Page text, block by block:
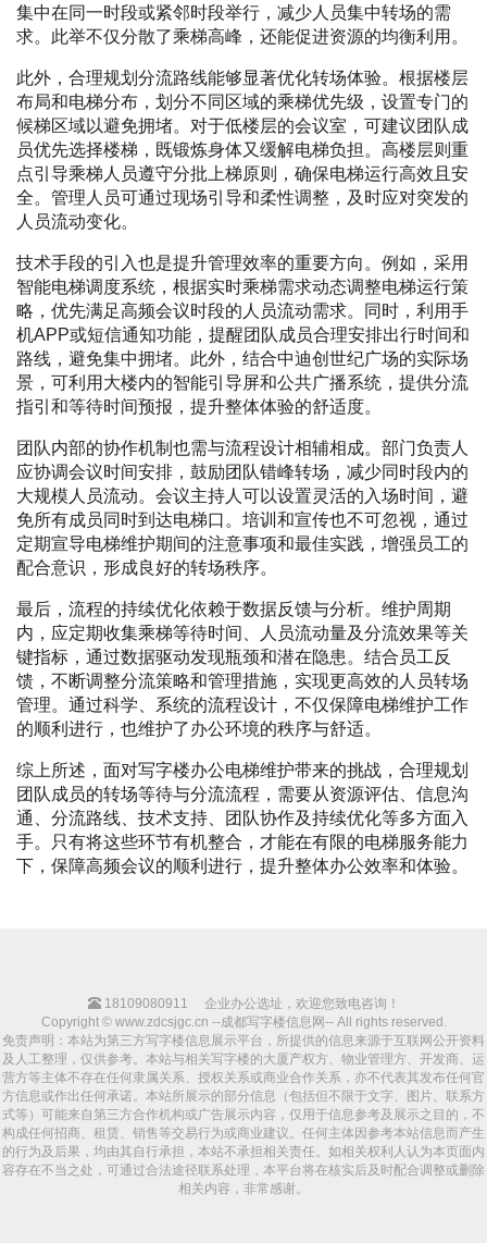
集中在同一时段或紧邻时段举行，减少人员集中转场的需
求。此举不仅分散了乘梯高峰，还能促进资源的均衡利用。
此外，合理规划分流路线能够显著优化转场体验。根据楼层
布局和电梯分布，划分不同区域的乘梯优先级，设置专门的
候梯区域以避免拥堵。对于低楼层的会议室，可建议团队成
员优先选择楼梯，既锻炼身体又缓解电梯负担。高楼层则重
点引导乘梯人员遵守分批上梯原则，确保电梯运行高效且安
全。管理人员可通过现场引导和柔性调整，及时应对突发的
人员流动变化。
技术手段的引入也是提升管理效率的重要方向。例如，采用
智能电梯调度系统，根据实时乘梯需求动态调整电梯运行策
略，优先满足高频会议时段的人员流动需求。同时，利用手
机APP或短信通知功能，提醒团队成员合理安排出行时间和
路线，避免集中拥堵。此外，结合中迪创世纪广场的实际场
景，可利用大楼内的智能引导屏和公共广播系统，提供分流
指引和等待时间预报，提升整体体验的舒适度。
团队内部的协作机制也需与流程设计相辅相成。部门负责人
应协调会议时间安排，鼓励团队错峰转场，减少同时段内的
大规模人员流动。会议主持人可以设置灵活的入场时间，避
免所有成员同时到达电梯口。培训和宣传也不可忽视，通过
定期宣导电梯维护期间的注意事项和最佳实践，增强员工的
配合意识，形成良好的转场秩序。
最后，流程的持续优化依赖于数据反馈与分析。维护周期
内，应定期收集乘梯等待时间、人员流动量及分流效果等关
键指标，通过数据驱动发现瓶颈和潜在隐患。结合员工反
馈，不断调整分流策略和管理措施，实现更高效的人员转场
管理。通过科学、系统的流程设计，不仅保障电梯维护工作
的顺利进行，也维护了办公环境的秩序与舒适。
综上所述，面对写字楼办公电梯维护带来的挑战，合理规划
团队成员的转场等待与分流流程，需要从资源评估、信息沟
通、分流路线、技术支持、团队协作及持续优化等多方面入
手。只有将这些环节有机整合，才能在有限的电梯服务能力
下，保障高频会议的顺利进行，提升整体办公效率和体验。
18109080911
企业办公选址，欢迎您致电咨询！
Copyright © www.zdcsjgc.cn --成都写字楼信息网-- All rights reserved.
免责声明：本站为第三方写字楼信息展示平台，所提供的信息来源于互联网公开资料
及人工整理，仅供参考。本站与相关写字楼的大厦产权方、物业管理方、开发商、运
营方等主体不存在任何隶属关系、授权关系或商业合作关系，亦不代表其发布任何官
方信息或作出任何承诺。本站所展示的部分信息（包括但不限于文字、图片、联系方
式等）可能来自第三方合作机构或广告展示内容，仅用于信息参考及展示之目的，不
构成任何招商、租赁、销售等交易行为或商业建议。任何主体因参考本站信息而产生
的行为及后果，均由其自行承担，本站不承担相关责任。如相关权利人认为本页面内
容存在不当之处，可通过合法途径联系处理，本平台将在核实后及时配合调整或删除
相关内容，非常感谢。